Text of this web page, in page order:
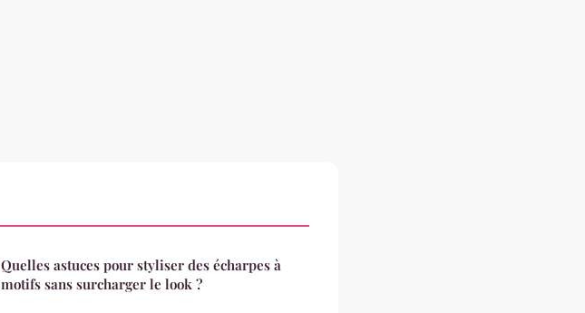
Quelles astuces pour styliser des écharpes à
motifs sans surcharger le look ?